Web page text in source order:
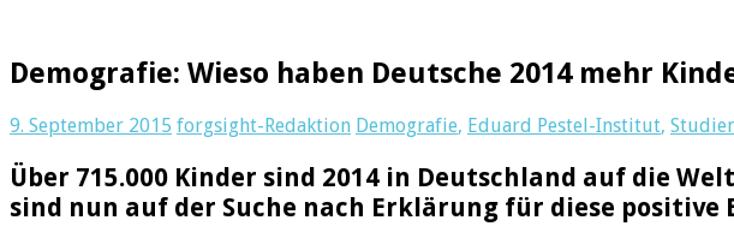
Demografie: Wieso haben Deutsche 2014 mehr
9. September 2015 forgsight-Redaktion Demografie, Eduard Pestel-Institut,
Über 715.000 Kinder sind 2014 in Deutschland auf die
sind nun auf der Suche nach Erklärung für diese positive